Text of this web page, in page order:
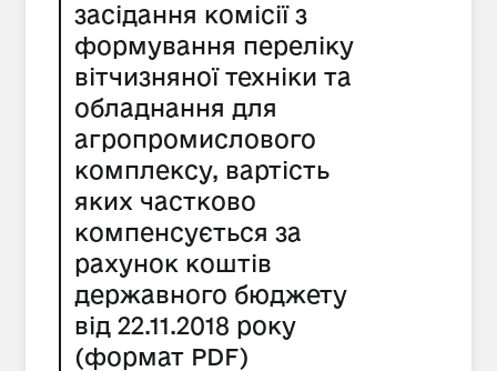
засідання комісії з
формування переліку
вітчизняної техніки та
обладнання для
агропромислового
комплексу, вартість
яких частково
компенсується за
рахунок коштів
державного бюджету
від 22.11.2018 року
(формат PDF)